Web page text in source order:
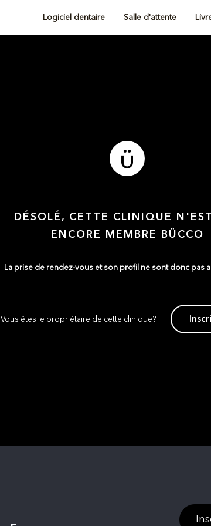
Logiciel dentaire Salle d'attente
DÉSOLÉ, CETTE CLINIQUE
ENCORE MEMBRE BÜCCO
La prise de rendez-vous et son profil ne sont donc pas
Vous êtes le propriétaire de cette clinique?